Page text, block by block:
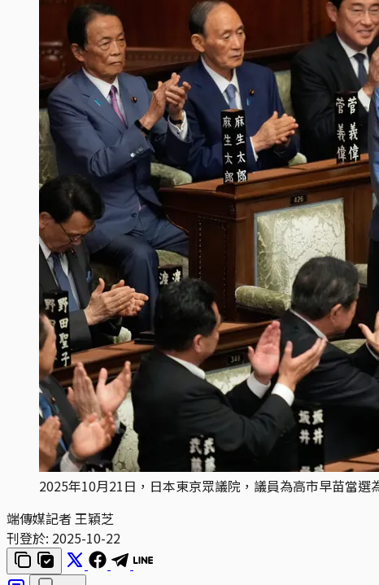
2025年10月21日，日本東京眾議院，議員為高市早苗當
端傳媒記者 王穎芝
刊登於: 2025-10-22